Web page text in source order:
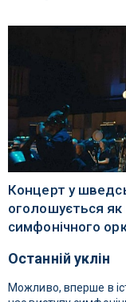
Концерт у
оголошується
симфонічного
Останній уклін
Можливо, вперше в